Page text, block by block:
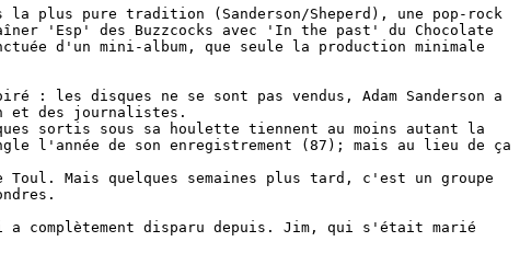
plus pure tradition (Sanderson/Sheperd), une pop-rock
'Esp' des Buzzcocks avec 'In the past' du Chocolate
d'un mini-album, que seule la production minimale
: les disques ne se sont pas vendus, Adam Sanderson a
et des journalistes.
sortis sous sa houlette tiennent au moins autant la
l'année de son enregistrement (87); mais au lieu de ça
Toul. Mais quelques semaines plus tard, c'est un groupe
complètement disparu depuis. Jim, qui s'était marié